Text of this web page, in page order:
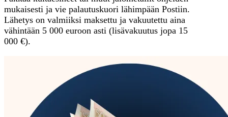
mukaisesti ja vie palautuskuori lähimpään Postiin.
Lähetys on valmiiksi maksettu ja vakuutettu aina
vähintään 5 000 euroon asti (lisävakuutus jopa 15
000 €).